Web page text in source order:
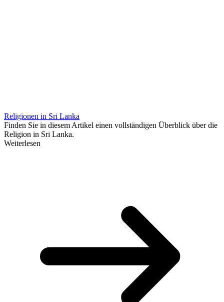
Religionen in Sri Lanka
Finden Sie in diesem Artikel einen vollständigen Überblick über die
Religion in Sri Lanka.
Weiterlesen